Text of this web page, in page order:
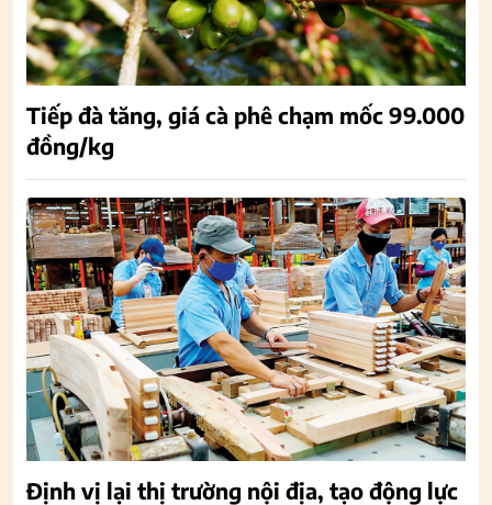
Tiếp đà tăng, giá cà phê chạm mốc 99.000
đồng/kg
Định vị lại thị trường nội địa, tạo động lực